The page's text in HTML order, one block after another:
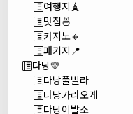
여행지🗼
맛집🍜
카지노🔸
패키지📍
다낭💛
다낭풀빌라
다낭가라오케
다낭이발소